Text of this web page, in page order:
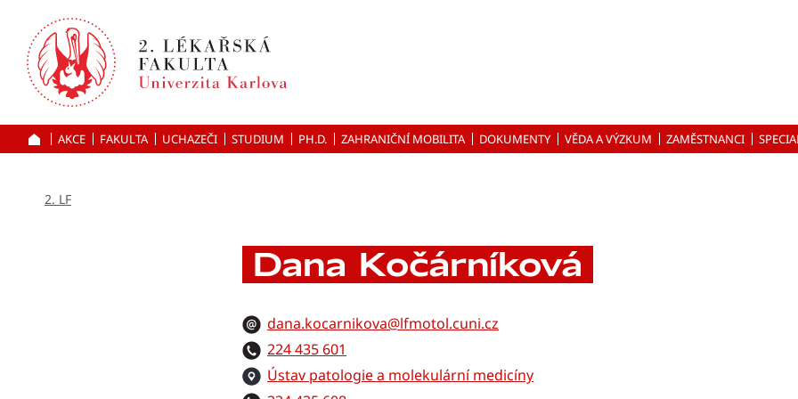
k hlavnímu
obsahu
ÚVOD
AKCE FAKULTA UCHAZEČI STUDIUM PH.D. ZAHRANIČNÍ MOBILITA DOKUMENTY VĚDA A VÝZKUM ZAMĚSTNANCI
2. LF
Dana Kočárníková
dana.kocarnikova@lfmotol.cuni.cz
224 435 601
Ústav patologie a molekulární medicíny